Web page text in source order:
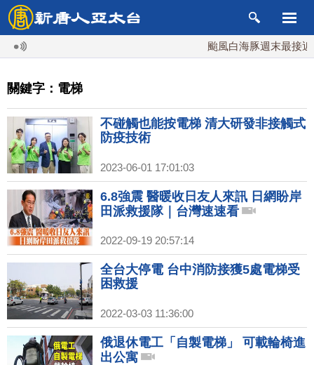
颱風白海豚週末最接近
關鍵字：電梯
不碰觸也能按電梯 清大研發非接觸式
防疫技術
2023-06-01 17:01:03
6.8強震 醫暖收日友人來訊 日網盼岸
田派救援隊｜台灣速速看
2022-09-19 20:57:14
全台大停電 台中消防接獲5處電梯受
困救援
2022-03-03 11:36:00
俄退休電工「自製電梯」 可載輪椅進
出公寓